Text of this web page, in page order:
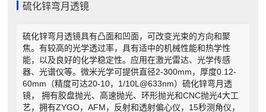
硫化锌弯月透镜
硫化锌弯月透镜具有凸面和凹面，可改变光束的方向和聚
焦。有较高的光学透过率，具有适中的机械性能和热学性
能，以及良好的化学稳定性。应用在激光雷达、光学传感
器、光谱仪等。微米光学可提供直径2-300mm，厚度0.12-
60mm（精度可达20-10，1/10L@633nm）硫化锌弯月透
镜， 拥有胶盘抛光、高速抛光、环形抛光和CNC抛光4大工
艺，拥有ZYGO，AFM，反射和透射偏心仪，15秒测角仪，